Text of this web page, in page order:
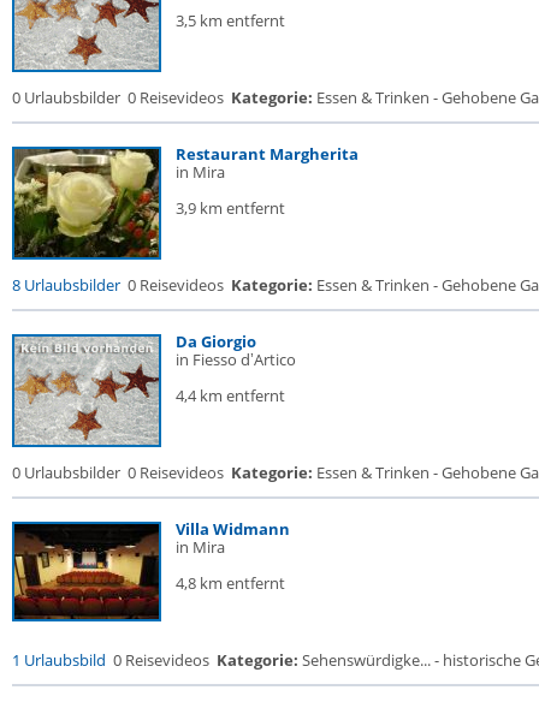
3,5 km entfernt
0 Urlaubsbilder 0 Reisevideos Kategorie: Essen & Trinken - Gehobene
Restaurant Margherita
in Mira
3,9 km entfernt
8 Urlaubsbilder 0 Reisevideos Kategorie: Essen & Trinken - Gehobene
Da Giorgio
in Fiesso dʼArtico
4,4 km entfernt
0 Urlaubsbilder 0 Reisevideos Kategorie: Essen & Trinken - Gehobene
Villa Widmann
in Mira
4,8 km entfernt
1 Urlaubsbild 0 Reisevideos Kategorie: Sehenswürdigke... - historische